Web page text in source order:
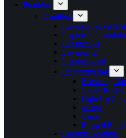
Produkter
Dagtilbud
Leg med pap og
Leg med
Leg med lys
Leg med tal
Leg med vand
Programmering
Beebot og
Codey Rocky
Light Up
mTiny
Osmo
Rugged Robot
Skærmfri kodning